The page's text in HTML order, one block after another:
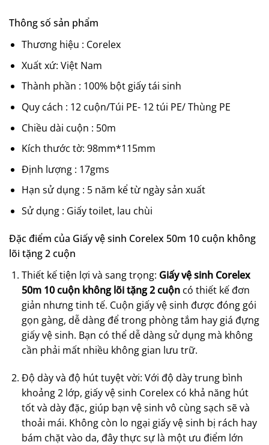
Thông số sản phẩm
Thương hiệu : Corelex
Xuất xứ: Việt Nam
Thành phần : 100% bột giấy tái sinh
Quy cách : 12 cuộn/Túi PE- 12 túi PE/ Thùng PE
Chiều dài cuộn : 50m
Kích thước tờ: 98mm*115mm
Định lượng : 17gms
Hạn sử dụng : 5 năm kể từ ngày sản xuất
Sử dụng : Giấy toilet, lau chùi
Đặc điểm của Giấy vệ sinh Corelex 50m 10 cuộn không
lõi tặng 2 cuộn
Thiết kế tiện lợi và sang trọng: Giấy vệ sinh Corelex
50m 10 cuộn không lõi tặng 2 cuộncó thiết kế đơn
giản nhưng tinh tế. Cuộn giấy vệ sinh được đóng gói
gọn gàng, dễ dàng để trong phòng tắm hay giá đựng
giấy vệ sinh. Bạn có thể dễ dàng sử dụng mà không
cần phải mất nhiều không gian lưu trữ.
Độ dày và độ hút tuyệt vời: Với độ dày trung bình
khoảng 2 lớp, giấy vệ sinh Corelex có khả năng hút
tốt và dày đặc, giúp bạn vệ sinh vô cùng sạch sẽ và
thoải mái. Không còn lo ngại giấy vệ sinh bị rách hay
bám chặt vào da, đây thực sự là một ưu điểm lớn